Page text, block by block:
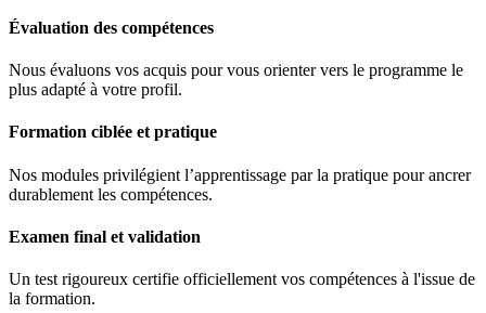
Évaluation des compétences
Nous évaluons vos acquis pour vous orienter vers le programme le
plus adapté à votre profil.
Formation ciblée et pratique
Nos modules privilégient l’apprentissage par la pratique pour ancrer
durablement les compétences.
Examen final et validation
Un test rigoureux certifie officiellement vos compétences à l'issue de
la formation.